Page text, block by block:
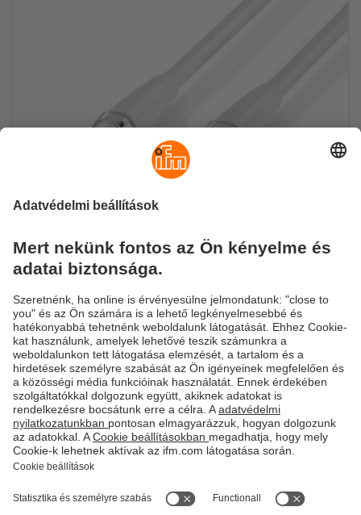
Kábel-összeköttetések a nedves területre
Ethernet D-kódolással
ecolink M12, Ethernet CAT 5 / CAT 5e
(csillagnégyes) az élelmiszeriparba
Fenntarthatóság
Akadálymentesítés